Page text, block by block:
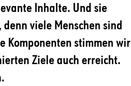
Inhalte. Und sie
viele Menschen sind
Komponenten stimmen wir
Ziele auch erreicht.